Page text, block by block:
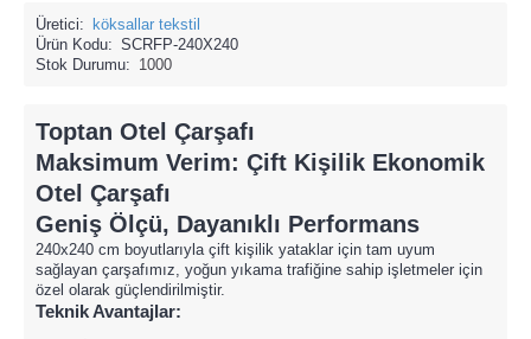
Üretici:
köksallar tekstil
Ürün Kodu: SCRFP-240X240
Stok Durumu: 1000
Toptan Otel Çarşafı
Maksimum Verim: Çift Kişilik Ekonomik
Otel Çarşafı
Geniş Ölçü, Dayanıklı Performans
240x240 cm boyutlarıyla çift kişilik yataklar için tam uyum
sağlayan çarşafımız, yoğun yıkama trafiğine sahip işletmeler için
özel olarak güçlendirilmiştir.
Teknik Avantajlar: